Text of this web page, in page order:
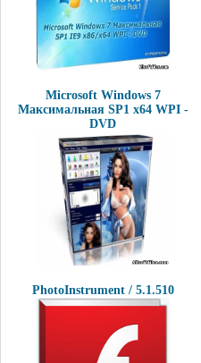
Microsoft Windows 7
Максимальная SP1 x64 WPI -
DVD
PhotoInstrument / 5.1.510